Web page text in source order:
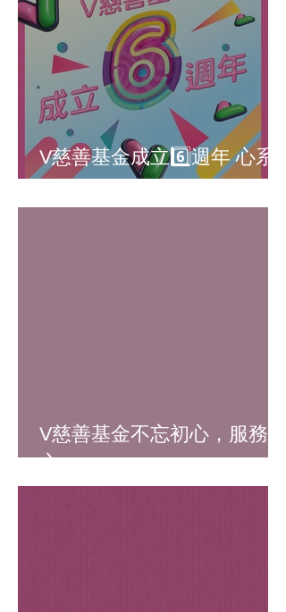
V慈善基金成立6️⃣週年 心系
V慈善基金不忘初心，服務於
心❤️